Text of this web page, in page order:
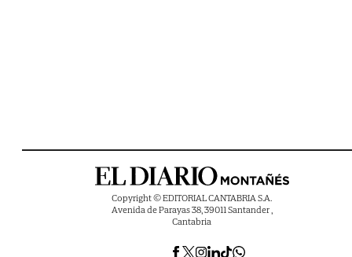
Copyright © EDITORIAL CANTABRIA S.A.
Avenida de Parayas 38, 39011 Santander ,
Cantabria